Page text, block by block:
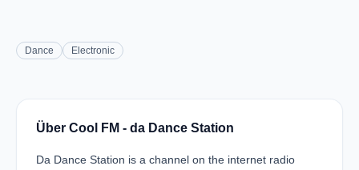
Dance Electronic
Über Cool FM - da Dance Station
Da Dance Station is a channel on the internet radio